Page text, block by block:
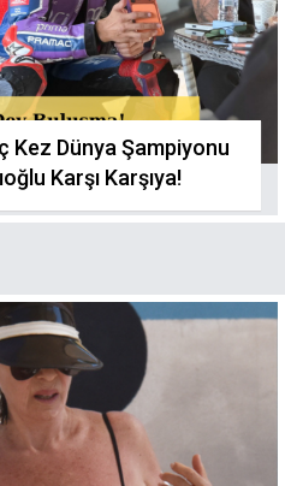
Kez Dünya Şampiyonu
Karşı Karşıya!